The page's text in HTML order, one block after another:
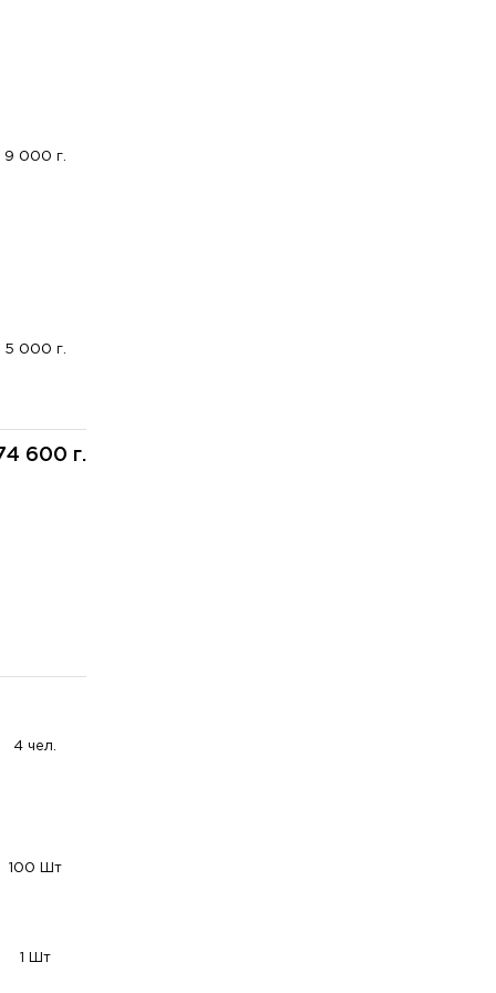
9 000 г.
5 000 г.
600 г.
4 чел.
100 Шт
1 Шт